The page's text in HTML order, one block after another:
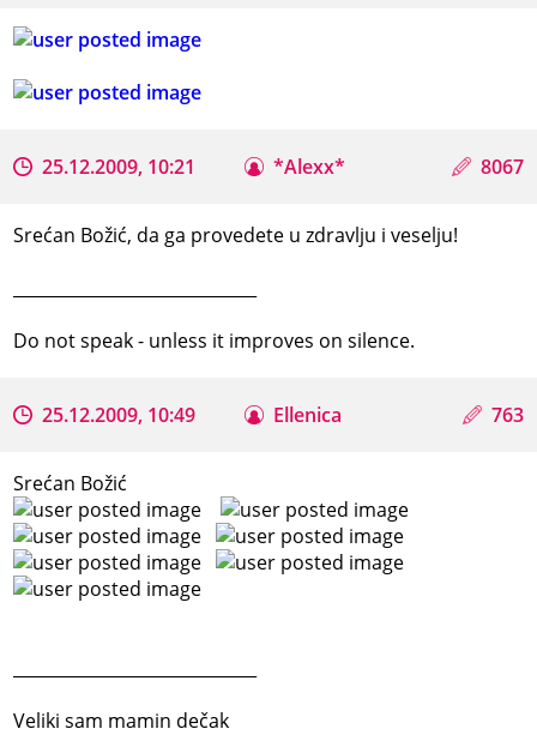
25.12.2009, 10:21 *Alexx* 8067
Srećan Božić, da ga provedete u zdravlju i veselju!
Do not speak - unless it improves on silence.
25.12.2009, 10:49 Ellenica 763
Srećan Božić
Veliki sam mamin dečak